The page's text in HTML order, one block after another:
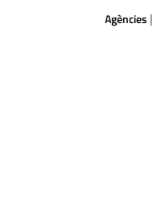
Agències |